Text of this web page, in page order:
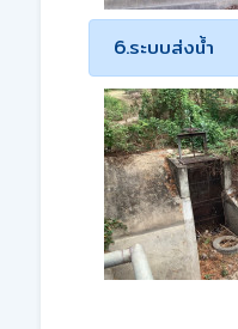
6.ระบบส่งน้ำ